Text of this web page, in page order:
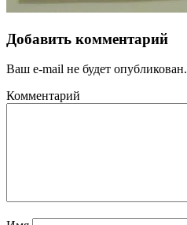
Добавить комментарий
Ваш e-mail не будет опубликован.
Комментарий